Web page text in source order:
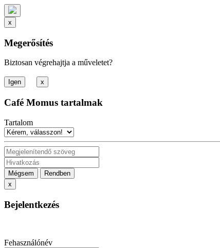
x
Megerősítés
Biztosan végrehajtja a műveletet?
x
Café Momus tartalmak
Tartalom
Mégsem
Rendben
x
Bejelentkezés
Fehasználónév